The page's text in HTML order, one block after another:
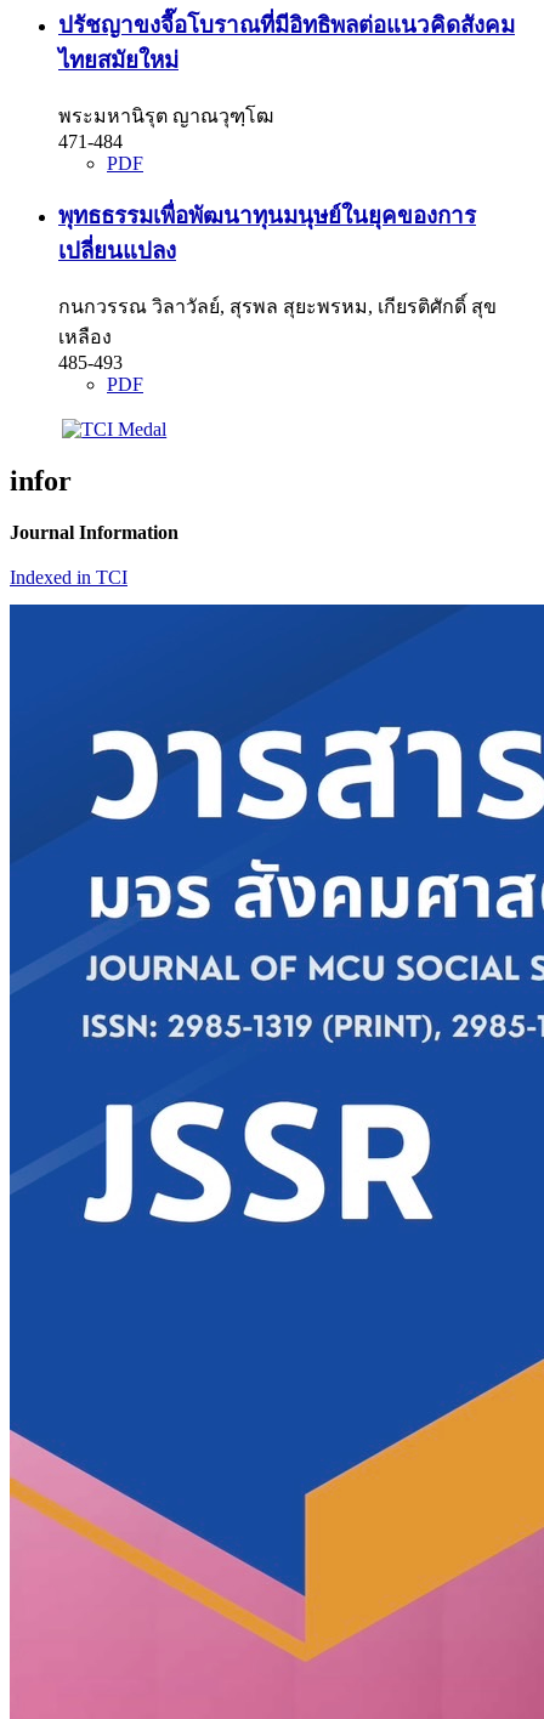
ปรัชญาขงจื๊อโบราณที่มีอิทธิพลต่อแนวคิดสังคม
ไทยสมัยใหม่
พระมหานิรุต ญาณวุฑฺโฒ
471-484
PDF
พุทธธรรมเพื่อพัฒนาทุนมนุษย์ในยุคของการ
เปลี่ยนแปลง
กนกวรรณ วิลาวัลย์, สุรพล สุยะพรหม, เกียรติศักดิ์ สุข
เหลือง
485-493
PDF
infor
Journal Information
Indexed in TCI